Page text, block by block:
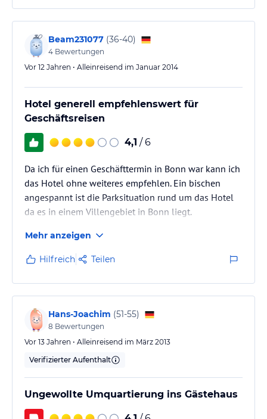
Beam231077 (36-40)
4 Bewertungen
Vor 12 Jahren • Alleinreisend im Januar 2014
Hotel generell empfehlenswert für
Geschäftsreisen
4,1 / 6
Da ich für einen Geschäfttermin in Bonn war kann ich
das Hotel ohne weiteres empfehlen. Ein bischen
angespannt ist die Parksituation rund um das Hotel
da es in einem Villengebiet in Bonn liegt.
Mehr anzeigen
Hilfreich Teilen
Hans-Joachim (51-55)
8 Bewertungen
Vor 13 Jahren • Alleinreisend im März 2013
Verifizierter Aufenthalt
Ungewollte Umquartierung ins Gästehaus